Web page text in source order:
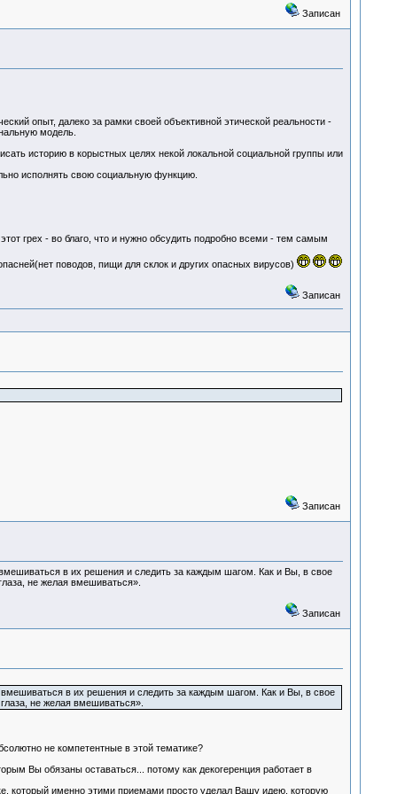
Записан
опыт, далеко за рамки своей объективной этической реальности -
модель.
историю в корыстных целях некой локальной социальной группы или
исполнять свою социальную функцию.
грех - во благо, что и нужно обсудить подробно всеми - тем самым
поводов, пищи для склок и других опасных вирусов)
Записан
Записан
в их решения и следить за каждым шагом. Как и Вы, в свое
не желая вмешиваться».
Записан
в их решения и следить за каждым шагом. Как и Вы, в свое
не желая вмешиваться».
не компетентные в этой тематике?
Вы обязаны оставаться... потому как декогеренция работает в
который именно этими приемами просто уделал Вашу идею, которую